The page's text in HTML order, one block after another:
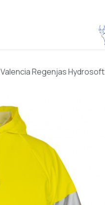
Valencia Regenjas Hydrosoft